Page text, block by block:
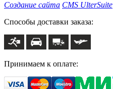
Создание сайта CMS UlterSuite
Способы доставки заказа:
Принимаем к оплате: